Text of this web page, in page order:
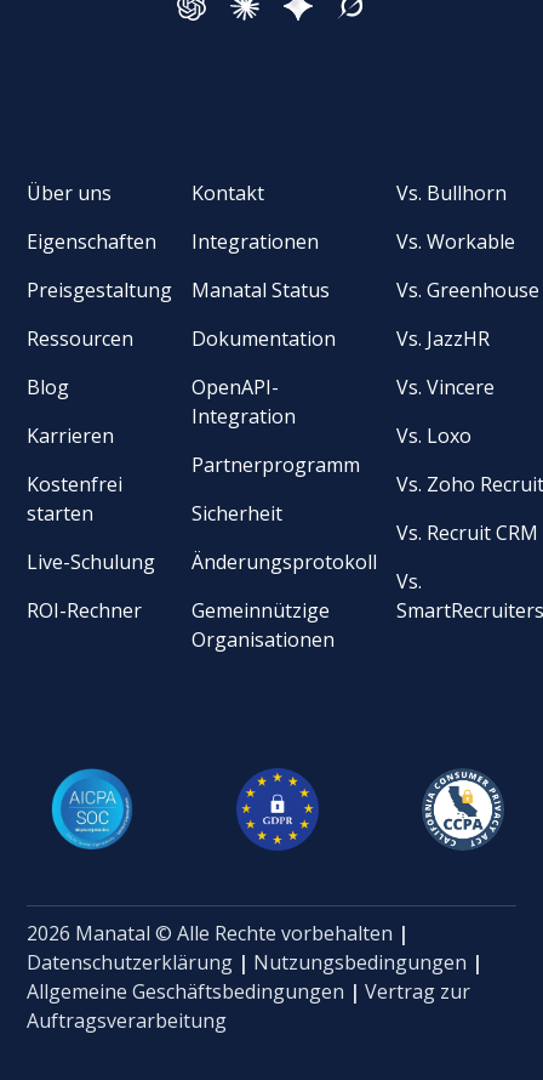
Über uns
Eigenschaften
Preisgestaltung
Ressourcen
Blog
Karrieren
Kostenfrei
starten
Live-Schulung
ROI-Rechner
Kontakt
Integrationen
Manatal Status
Dokumentation
OpenAPI-
Integration
Partnerprogramm
Sicherheit
Änderungsprotokoll
Gemeinnützige
Organisationen
Vs. Bullhorn
Vs. Workable
Vs. Greenhouse
Vs. JazzHR
Vs. Vincere
Vs. Loxo
Vs. Zoho
Vs. Recruit CRM
Vs.
2026 Manatal © Alle Rechte vorbehalten |
Datenschutzerklärung | Nutzungsbedingungen |
Allgemeine Geschäftsbedingungen | Vertrag zur
Auftragsverarbeitung